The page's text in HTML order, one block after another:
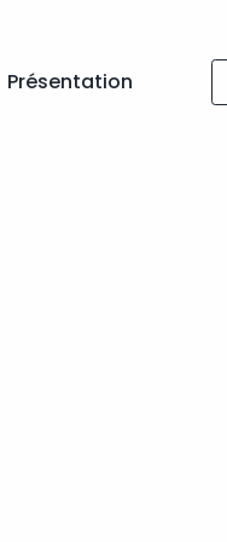
Présentation